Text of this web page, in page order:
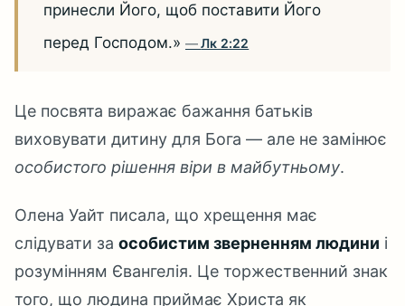
принесли Його, щоб поставити Його
перед Господом.»
Лк 2:22
Це посвята виражає бажання батьків
виховувати дитину для Бога — але не замінює
особистого рішення віри в майбутньому.
Олена Уайт писала, що хрещення має
слідувати за особистим зверненням людини і
розумінням Євангелія. Це торжественний знак
того, що людина приймає Христа як